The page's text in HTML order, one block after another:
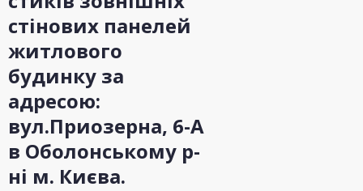
стінових панелей
житлового
будинку за
адресою:
вул.Приозерна, 6-А
в Оболонському р-
ні м. Києва.